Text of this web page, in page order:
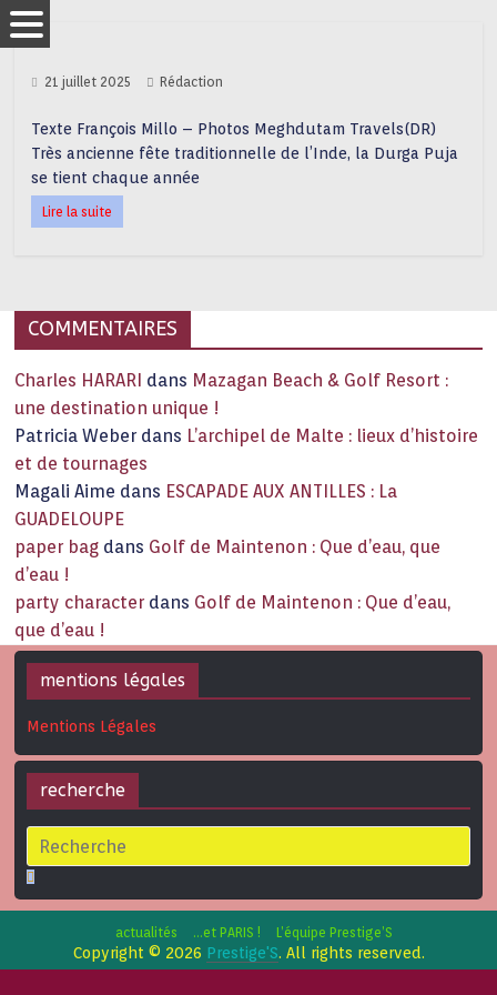
21 juillet 2025 Rédaction
Texte François Millo – Photos Meghdutam Travels(DR)
Très ancienne fête traditionnelle de l’Inde, la Durga Puja
se tient chaque année
Lire la suite
COMMENTAIRES
Charles HARARI dans Mazagan Beach & Golf Resort :
une destination unique !
Patricia Weber dans L’archipel de Malte : lieux d’histoire
et de tournages
Magali Aime dans ESCAPADE AUX ANTILLES : La
GUADELOUPE
paper bag dans Golf de Maintenon : Que d’eau, que
d’eau !
party character dans Golf de Maintenon : Que d’eau,
que d’eau !
mentions légales
Mentions Légales
recherche
actualités …et PARIS ! L’équipe Prestige’S
Copyright © 2026 Prestige'S. All rights reserved.